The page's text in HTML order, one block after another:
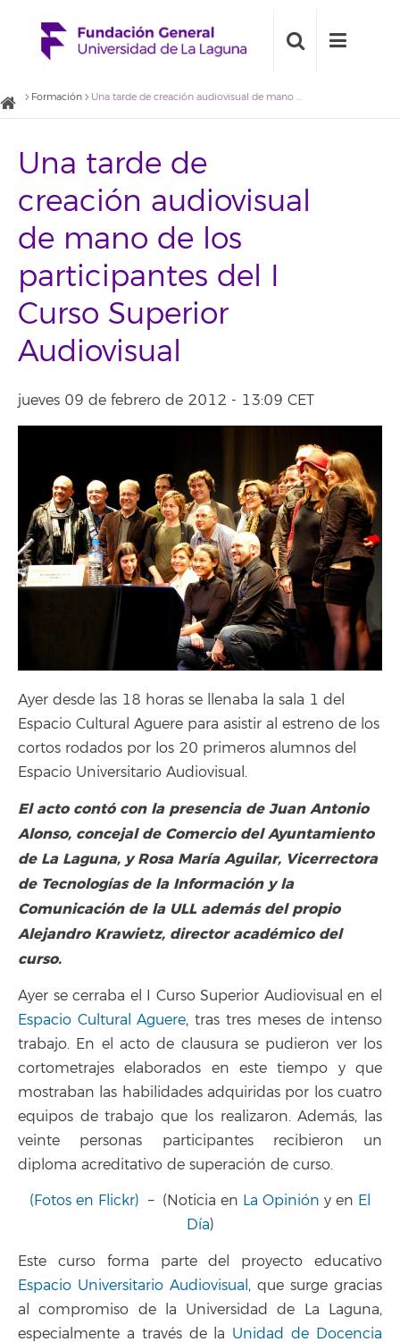
Formación Una tarde de creación audiovisual de mano de los participantes del I Curso Superior Audiovisual
Una tarde de
creación audiovisual
de mano de los
participantes del I
Curso Superior
Audiovisual
jueves 09 de febrero de 2012 - 13:09 CET
Ayer desde las 18 horas se llenaba la sala 1 del
Espacio Cultural Aguere para asistir al estreno de los
cortos rodados por los 20 primeros alumnos del
Espacio Universitario Audiovisual.
El acto contó con la presencia de Juan Antonio
Alonso, concejal de Comercio del Ayuntamiento
de La Laguna, y Rosa María Aguilar, Vicerrectora
de Tecnologías de la Información y la
Comunicación de la ULL además del propio
Alejandro Krawietz, director académico del
curso.
Ayer se cerraba el I Curso Superior Audiovisual en el
Espacio Cultural Aguere, tras tres meses de intenso
trabajo. En el acto de clausura se pudieron ver los
cortometrajes elaborados en este tiempo y que
mostraban las habilidades adquiridas por los cuatro
equipos de trabajo que los realizaron. Además, las
veinte personas participantes recibieron un
diploma acreditativo de superación de curso.
(Fotos en Flickr) – (Noticia en La Opinión y en El
Día)
Este curso forma parte del proyecto educativo
Espacio Universitario Audiovisual , que surge gracias
al compromiso de la Universidad de La Laguna,
especialmente a través de la Unidad de Docencia